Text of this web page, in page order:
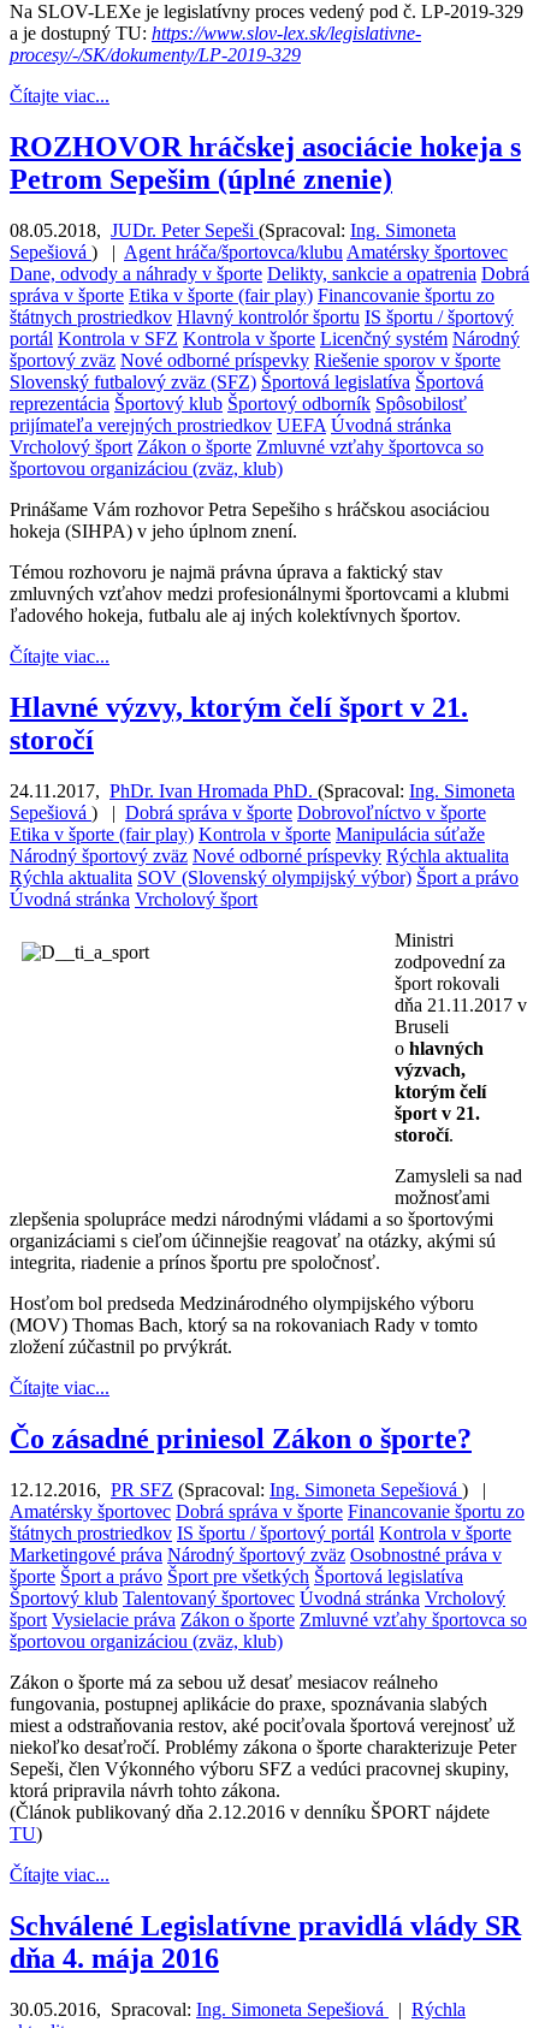
Na SLOV-LEXe je legislatívny proces vedený pod č. LP-2019-329
a je dostupný TU: https://www.slov-lex.sk/legislativne-
procesy/-/SK/dokumenty/LP-2019-329
Čítajte viac...
ROZHOVOR hráčskej asociácie hokeja s
Petrom Sepešim (úplné znenie)
08.05.2018, JUDr. Peter Sepeši (Spracoval: Ing. Simoneta
Sepešiová ) | Agent hráča/športovca/klubu Amatérsky športovec
Dane, odvody a náhrady v športe Delikty, sankcie a opatrenia Dobrá
správa v športe Etika v športe (fair play) Financovanie športu zo
štátnych prostriedkov Hlavný kontrolór športu IS športu / športový
portál Kontrola v SFZ Kontrola v športe Licenčný systém Národný
športový zväz Nové odborné príspevky Riešenie sporov v športe
Slovenský futbalový zväz (SFZ) Športová legislatíva Športová
reprezentácia Športový klub Športový odborník Spôsobilosť
prijímateľa verejných prostriedkov UEFA Úvodná stránka
Vrcholový šport Zákon o športe Zmluvné vzťahy športovca so
športovou organizáciou (zväz, klub)
Prinášame Vám rozhovor Petra Sepešiho s hráčskou asociáciou
hokeja (SIHPA) v jeho úplnom znení.
Témou rozhovoru je najmä právna úprava a faktický stav
zmluvných vzťahov medzi profesionálnymi športovcami a klubmi
ľadového hokeja, futbalu ale aj iných kolektívnych športov.
Čítajte viac...
Hlavné výzvy, ktorým čelí šport v 21.
storočí
24.11.2017, PhDr. Ivan Hromada PhD. (Spracoval: Ing. Simoneta
Sepešiová ) | Dobrá správa v športe Dobrovoľníctvo v športe
Etika v športe (fair play) Kontrola v športe Manipulácia súťaže
Národný športový zväz Nové odborné príspevky Rýchla aktualita
Rýchla aktualita SOV (Slovenský olympijský výbor) Šport a právo
Úvodná stránka Vrcholový šport
Ministri
zodpovední za
šport rokovali
dňa 21.11.2017 v
Bruseli
o hlavných
výzvach,
ktorým čelí
šport v 21.
storočí.
Zamysleli sa nad
možnosťami
zlepšenia spolupráce medzi národnými vládami a so športovými
organizáciami s cieľom účinnejšie reagovať na otázky, akými sú
integrita, riadenie a prínos športu pre spoločnosť.
Hosťom bol predseda Medzinárodného olympijského výboru
(MOV) Thomas Bach, ktorý sa na rokovaniach Rady v tomto
zložení zúčastnil po prvýkrát.
Čítajte viac...
Čo zásadné priniesol Zákon o športe?
12.12.2016, PR SFZ (Spracoval: Ing. Simoneta Sepešiová ) |
Amatérsky športovec Dobrá správa v športe Financovanie športu zo
štátnych prostriedkov IS športu / športový portál Kontrola v športe
Marketingové práva Národný športový zväz Osobnostné práva v
športe Šport a právo Šport pre všetkých Športová legislatíva
Športový klub Talentovaný športovec Úvodná stránka Vrcholový
šport Vysielacie práva Zákon o športe Zmluvné vzťahy športovca so
športovou organizáciou (zväz, klub)
Zákon o športe má za sebou už desať mesiacov reálneho
fungovania, postupnej aplikácie do praxe, spoznávania slabých
miest a odstraňovania restov, aké pociťovala športová verejnosť už
niekoľko desaťročí. Problémy zákona o športe charakterizuje Peter
Sepeši, člen Výkonného výboru SFZ a vedúci pracovnej skupiny,
ktorá pripravila návrh tohto zákona.
(Článok publikovaný dňa 2.12.2016 v denníku ŠPORT nájdete
TU)
Čítajte viac...
Schválené Legislatívne pravidlá vlády SR
dňa 4. mája 2016
30.05.2016, Spracoval: Ing. Simoneta Sepešiová | Rýchla